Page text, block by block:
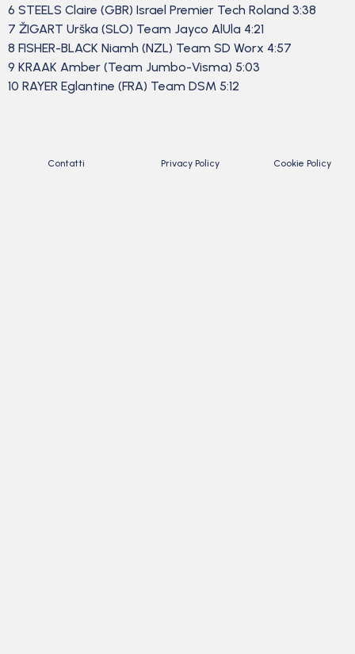
6 STEELS Claire (GBR) Israel Premier Tech Roland 3:38
7 ŽIGART Urška (SLO) Team Jayco AlUla 4:21
8 FISHER-BLACK Niamh (NZL) Team SD Worx 4:57
9 KRAAK Amber (Team Jumbo-Visma) 5:03
10 RAYER Eglantine (FRA) Team DSM 5:12
Contatti Privacy Policy Cookie Policy